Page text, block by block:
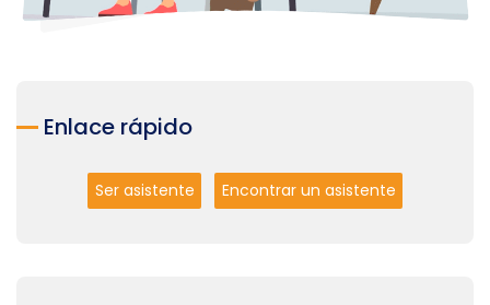
Enlace rápido
Ser asistente Encontrar un asistente